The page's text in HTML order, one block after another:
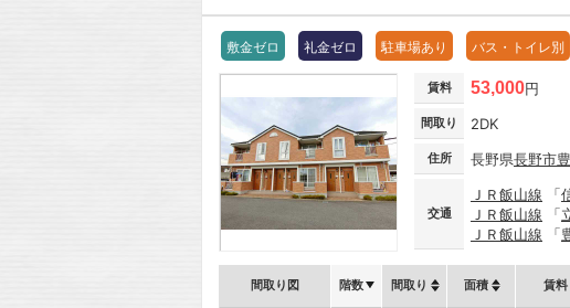
敷金ゼロ 礼金ゼロ 駐車場あり バス・トイレ別
賃料 53,000円
間取り 2DK
住所 長野県長野市
交通
ＪＲ飯山線 「
ＪＲ飯山線 「
ＪＲ飯山線 「
間取り図 階数 間取り 面積 賃料